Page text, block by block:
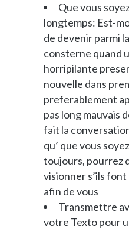
Que vous
longtemps: Est-
de devenir parmi
consterne quand
horripilante
nouvelle dans
preferablement
pas long mauvais
fait la
qu’ que vous
toujours, pourrez
visionner s’ils
afin de vous
Transmettre
votre Texto pour